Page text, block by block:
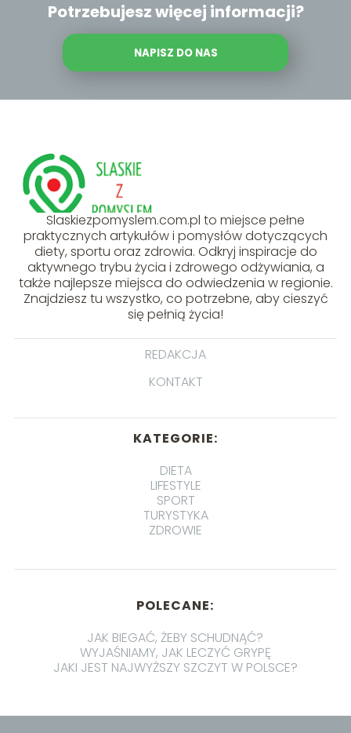
Potrzebujesz więcej informacji?
NAPISZ DO NAS
Slaskiezpomyslem.com.pl to miejsce pełne
praktycznych artykułów i pomysłów dotyczących
diety, sportu oraz zdrowia. Odkryj inspiracje do
aktywnego trybu życia i zdrowego odżywiania, a
także najlepsze miejsca do odwiedzenia w regionie.
Znajdziesz tu wszystko, co potrzebne, aby cieszyć
się pełnią życia!
REDAKCJA
KONTAKT
KATEGORIE:
DIETA
LIFESTYLE
SPORT
TURYSTYKA
ZDROWIE
POLECANE:
JAK BIEGAĆ, ŻEBY SCHUDNĄĆ?
WYJAŚNIAMY, JAK LECZYĆ GRYPĘ
JAKI JEST NAJWYŻSZY SZCZYT W POLSCE?